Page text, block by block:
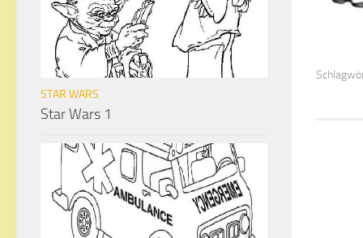
STAR WARS
Star Wars 1